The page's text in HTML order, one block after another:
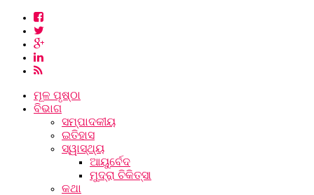
ମୂଳ ପୃଷ୍ଠା
ବିଭାଗ
ସମ୍ପାଦକୀୟ
ଇତିହାସ
ସ୍ୱାସ୍ଥ୍ୟ
ଆୟୁର୍ବେଦ
ମୁଦ୍ରା ଚିକିତ୍ସା
କଥା